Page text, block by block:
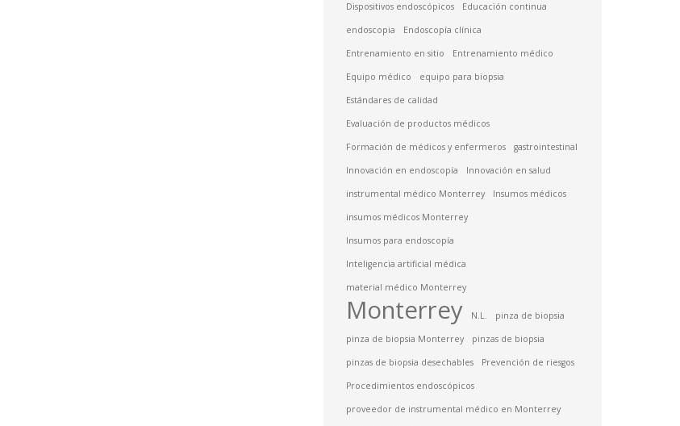
Dispositivos endoscópicos Educación continua
endoscopia Endoscopía clínica
Entrenamiento en sitio Entrenamiento médico
Equipo médico equipo para biopsia
Estándares de calidad
Evaluación de productos médicos
Formación de médicos y enfermeros gastrointestinal
Innovación en endoscopía Innovación en salud
instrumental médico Monterrey Insumos médicos
insumos médicos Monterrey
Insumos para endoscopía
Inteligencia artificial médica
material médico Monterrey
Monterrey N.L. pinza de biopsia
pinza de biopsia Monterrey pinzas de biopsia
pinzas de biopsia desechables Prevención de riesgos
Procedimientos endoscópicos
proveedor de instrumental médico en Monterrey